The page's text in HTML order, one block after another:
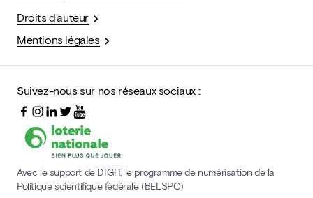
Droits d'auteur
Mentions légales
Suivez-nous sur nos réseaux sociaux :
Avec le support de DIGIT, le programme de numérisation de la
Politique scientifique fédérale (BELSPO)